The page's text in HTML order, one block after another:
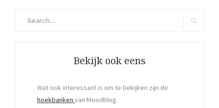
Bekijk ook eens
Wat ook interessant is om te bekijken zijn de
hoekbanken van Moodblog.